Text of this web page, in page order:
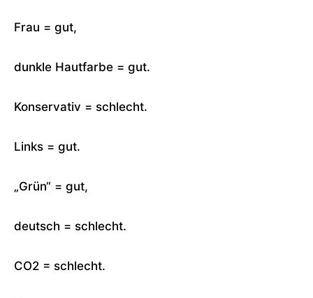
Frau = gut,
dunkle Hautfarbe = gut.
Konservativ = schlecht.
Links = gut.
„Grün“ = gut,
deutsch = schlecht.
CO2 = schlecht.